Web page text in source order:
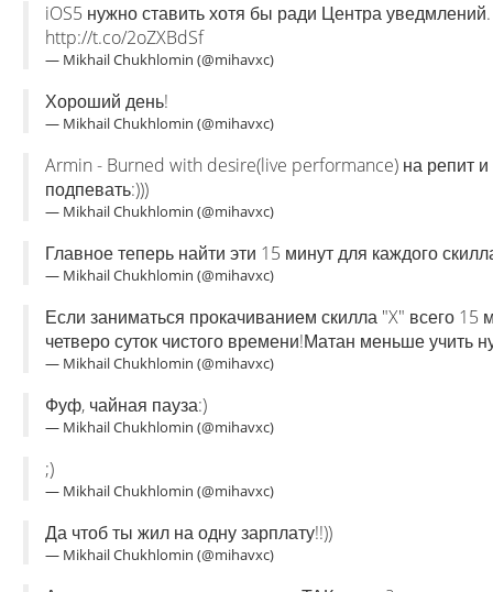
iOS5 нужно ставить хотя бы ради Центра
http://t.co/2oZXBdSf
— Mikhail Chukhlomin (@mihavxc)
Хороший день!
— Mikhail Chukhlomin (@mihavxc)
Armin - Burned with desire(live performance) на репит
подпевать:)))
— Mikhail Chukhlomin (@mihavxc)
Главное теперь найти эти 15 минут для каждого
— Mikhail Chukhlomin (@mihavxc)
Если заниматься прокачиванием скилла "X" всего 15
четверо суток чистого времени!Матан меньше учить
— Mikhail Chukhlomin (@mihavxc)
Фуф, чайная пауза:)
— Mikhail Chukhlomin (@mihavxc)
;)
— Mikhail Chukhlomin (@mihavxc)
Да чтоб ты жил на одну зарплату!!))
— Mikhail Chukhlomin (@mihavxc)